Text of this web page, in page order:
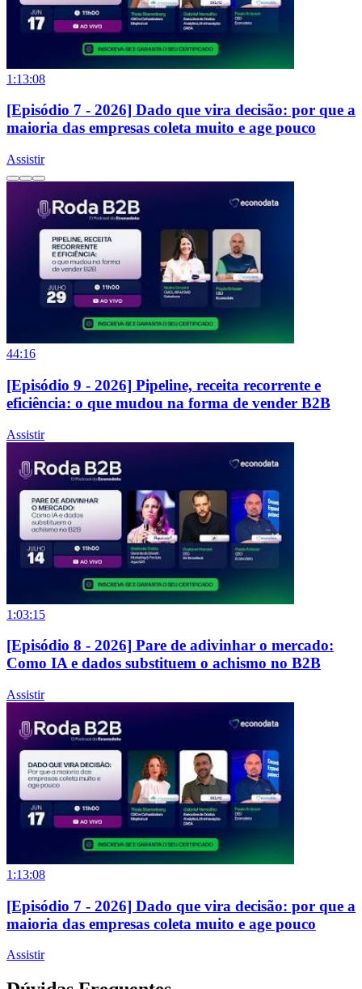
1:13:08
[Episódio 7 - 2026] Dado que vira decisão: por que a
maioria das empresas coleta muito e age pouco
Assistir
44:16
[Episódio 9 - 2026] Pipeline, receita recorrente e
eficiência: o que mudou na forma de vender B2B
Assistir
1:03:15
[Episódio 8 - 2026] Pare de adivinhar o mercado:
Como IA e dados substituem o achismo no B2B
Assistir
1:13:08
[Episódio 7 - 2026] Dado que vira decisão: por que a
maioria das empresas coleta muito e age pouco
Assistir